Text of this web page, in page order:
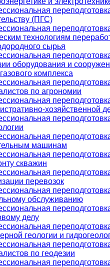
(ПГС)
технологиям
сырья
оборудования и
комплекса
по агрономии
хозяйственной
машинам
скважин
перевозок
обслуживанию
делу
геологии и
по геодезии